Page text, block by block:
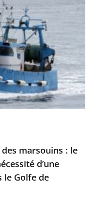
marsouins : le
d’une
le Golfe de